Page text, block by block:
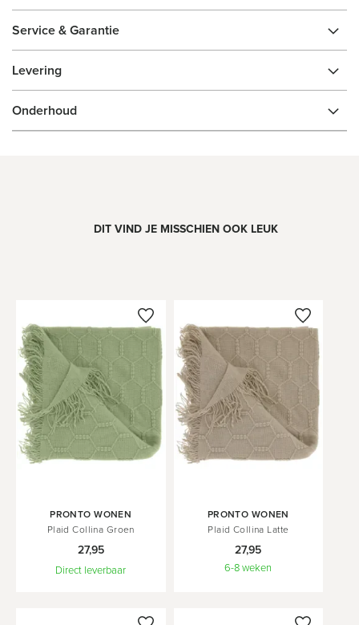
Service & Garantie
Levering
Onderhoud
DIT VIND JE MISSCHIEN OOK LEUK
PRONTO WONEN
Plaid Collina Groen
27,95
Direct leverbaar
Winkelwagen
PRONTO WONEN
Plaid Collina Latte
27,95
6-8 weken
Winkelwagen